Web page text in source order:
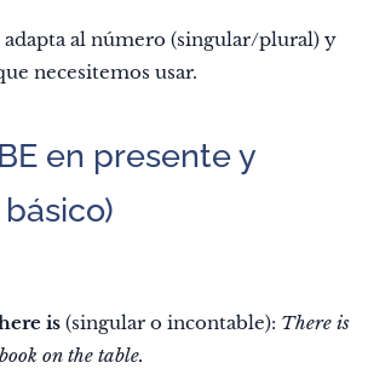
adapta al número (singular/plural) y
necesitemos usar.
en presente y
is (singular o incontable): There is
on the table.